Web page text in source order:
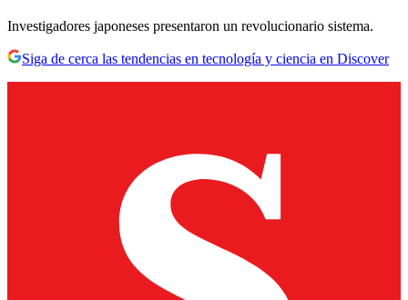
Investigadores japoneses presentaron un revolucionario sistema.
Siga de cerca las tendencias en tecnología y ciencia en Discover